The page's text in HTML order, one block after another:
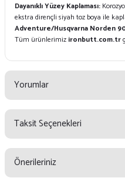
Dayanıklı Yüzey Kaplaması:
ekstra dirençli siyah toz boya ile
Adventure/Husqvarna Norden
Tüm ürünlerimiz ironbutt.com.tr
Yorumlar
Taksit Seçenekleri
Önerileriniz